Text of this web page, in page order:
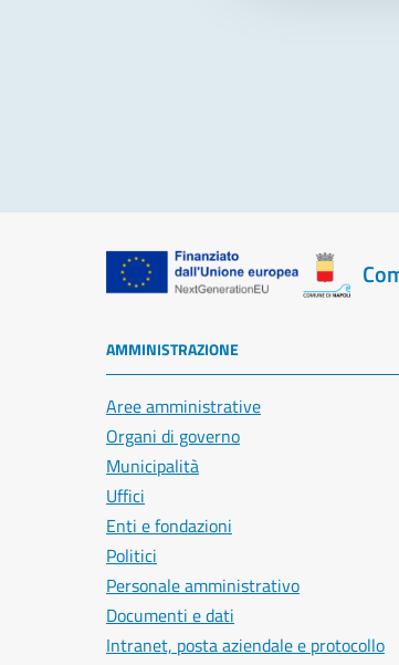
AMMINISTRAZIONE
Aree amministrative
Organi di governo
Municipalità
Uffici
Enti e fondazioni
Politici
Personale amministrativo
Documenti e dati
Intranet, posta aziendale e protocollo